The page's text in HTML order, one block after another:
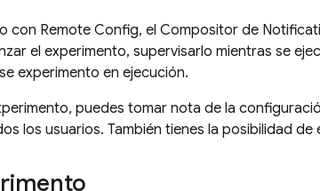
con Remote Config, el Compositor de
el experimento, supervisarlo mientras se
experimento en ejecución.
puedes tomar nota de la
los usuarios. También tienes la posibilidad